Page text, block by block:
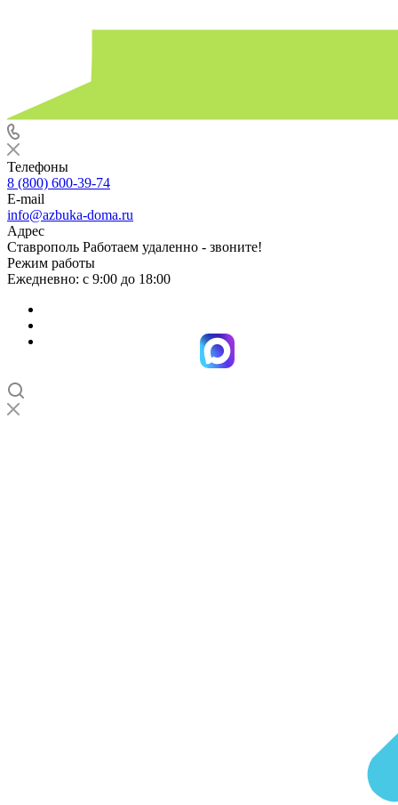
Телефоны
8 (800) 600-39-74
E-mail
info@azbuka-doma.ru
Адрес
Ставрополь Работаем удаленно - звоните!
Режим работы
Ежедневно: с 9:00 до 18:00